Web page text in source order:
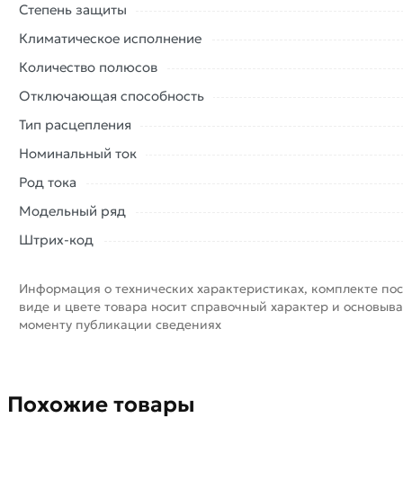
Степень защиты
Климатическое исполнение
Количество полюсов
Отключающая способность
Тип расцепления
Номинальный ток
Род тока
Модельный ряд
Штрих-код
Информация о технических характеристиках, комплекте
виде и цвете товара носит справочный характер и
моменту публикации сведениях
Похожие товары